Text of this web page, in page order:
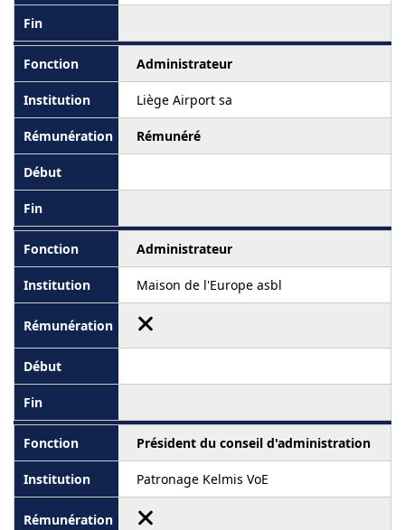
Administrateur
Liège Airport sa
Rémunéré
Administrateur
Maison de l'Europe asbl
Président du conseil d'administration
Patronage Kelmis VoE